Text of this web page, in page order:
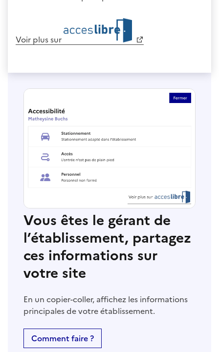
Voir plus sur
Vous êtes le gérant de
l’établissement, partagez
ces informations sur
votre site
En un copier-coller, affichez les informations
principales de votre établissement.
Comment faire ?